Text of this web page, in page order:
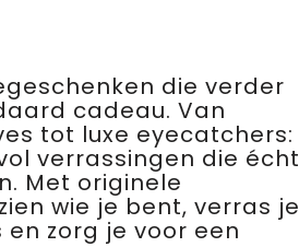
die verder
cadeau. Van
tot luxe eyecatchers:
verrassingen die écht
Met originele
wie je bent, verras je
zorg je voor een